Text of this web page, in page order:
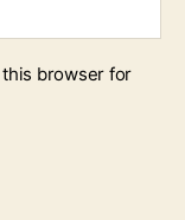
this browser for